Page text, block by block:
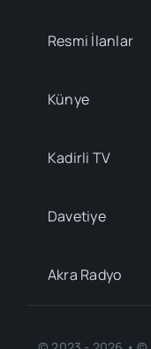
Resmi İlanlar
Künye
Kadirli TV
Davetiye
Akra Radyo